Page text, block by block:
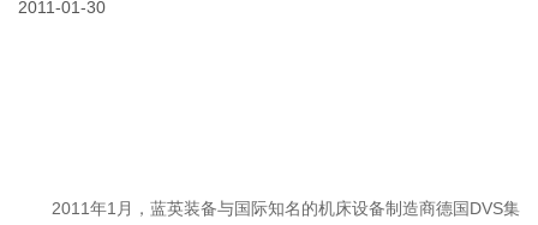
2011-01-30
2011年1月，蓝英装备与国际知名的机床设备制造商德国DVS集